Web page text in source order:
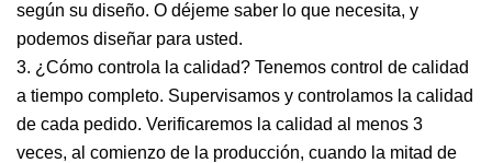
según su diseño. O déjeme saber lo que necesita, y
podemos diseñar para usted.
3. ¿Cómo controla la calidad? Tenemos control de calidad
a tiempo completo. Supervisamos y controlamos la calidad
de cada pedido. Verificaremos la calidad al menos 3
veces, al comienzo de la producción, cuando la mitad de